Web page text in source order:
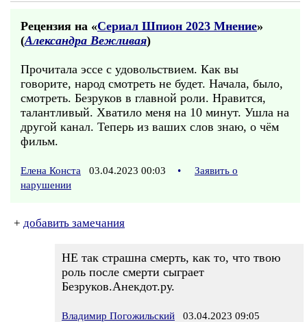
Рецензия на «Сериал Шпион 2023 Мнение»
(Александра Вежливая)
Прочитала эссе с удовольствием. Как вы
говорите, народ смотреть не будет. Начала, было,
смотреть. Безруков в главной роли. Нравится,
талантливый. Хватило меня на 10 минут. Ушла на
другой канал. Теперь из ваших слов знаю, о чём
фильм.
Елена Конста 03.04.2023 00:03 •
Заявить о
нарушении
+ добавить замечания
НЕ так страшна смерть, как то, что твою
роль после смерти сыграет
Безруков.Анекдот.ру.
Владимир Погожильский 03.04.2023 09:05